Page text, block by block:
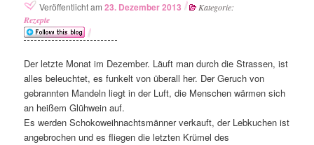
Veröffentlicht am23. Dezember 2013 Kategorie:
Rezepte
Der letzte Monat im Dezember. Läuft man durch die Strassen, ist
alles beleuchtet, es funkelt von überall her. Der Geruch von
gebrannten Mandeln liegt in der Luft, die Menschen wärmen sich
an heißem Glühwein auf.
Es werden Schokoweihnachtsmänner verkauft, der Lebkuchen ist
angebrochen und es fliegen die letzten Krümel des